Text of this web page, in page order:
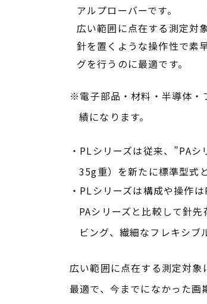
アルプローバーです。
広い範囲に点在する測定対
針を置くような操作性で素
グを行うのに最適です。
※電子部品・材料・半導体・
績になります。
・PLシリーズは従来、”PA
35g重）を新たに標準型式
・PLシリーズは構成や操作
PAシリーズと比較して針
ビング、繊細なフレキシブ
広い範囲に点在する測定対
最適で、今までになかった